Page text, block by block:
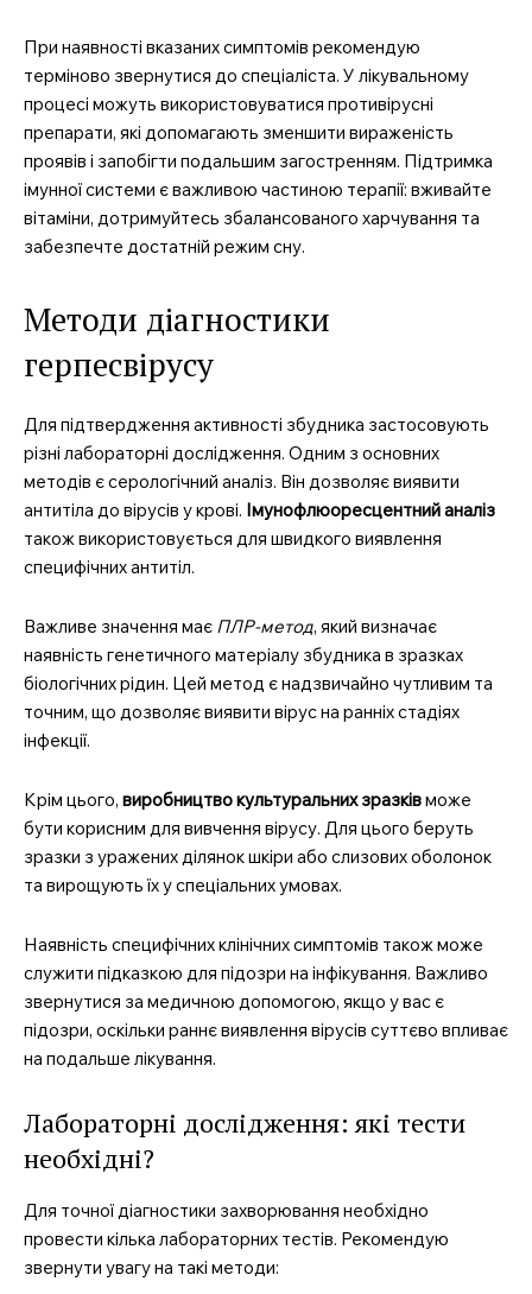
MedTerms.com.ua
професійний медичний
При наявності вказаних симптомів рекомендую
терміново звернутися до спеціаліста. У лікувальному
процесі можуть використовуватися противірусні
препарати, які допомагають зменшити вираженість
проявів і запобігти подальшим загостренням. Підтримка
імунної системи є важливою частиною терапії: вживайте
вітаміни, дотримуйтесь збалансованого харчування та
забезпечте достатній режим сну.
Методи діагностики
герпесвірусу
Для підтвердження активності збудника застосовують
різні лабораторні дослідження. Одним з основних
методів є серологічний аналіз. Він дозволяє виявити
антитіла до вірусів у крові. Імунофлюоресцентний аналіз
також використовується для швидкого виявлення
специфічних антитіл.
Важливе значення має ПЛР-метод, який визначає
наявність генетичного матеріалу збудника в зразках
біологічних рідин. Цей метод є надзвичайно чутливим та
точним, що дозволяє виявити вірус на ранніх стадіях
інфекції.
Крім цього, виробництво культуральних зразківможе
бути корисним для вивчення вірусу. Для цього беруть
зразки з уражених ділянок шкіри або слизових оболонок
та вирощують їх у спеціальних умовах.
Наявність специфічних клінічних симптомів також може
служити підказкою для підозри на інфікування. Важливо
звернутися за медичною допомогою, якщо у вас є
підозри, оскільки раннє виявлення вірусів суттєво впливає
на подальше лікування.
Лабораторні дослідження: які тести
необхідні?
Для точної діагностики захворювання необхідно
провести кілька лабораторних тестів. Рекомендую
звернути увагу на такі методи: